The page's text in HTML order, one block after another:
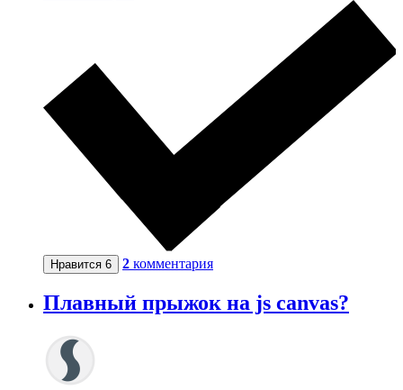
Нравится 6 2 комментария
Плавный прыжок на js canvas?